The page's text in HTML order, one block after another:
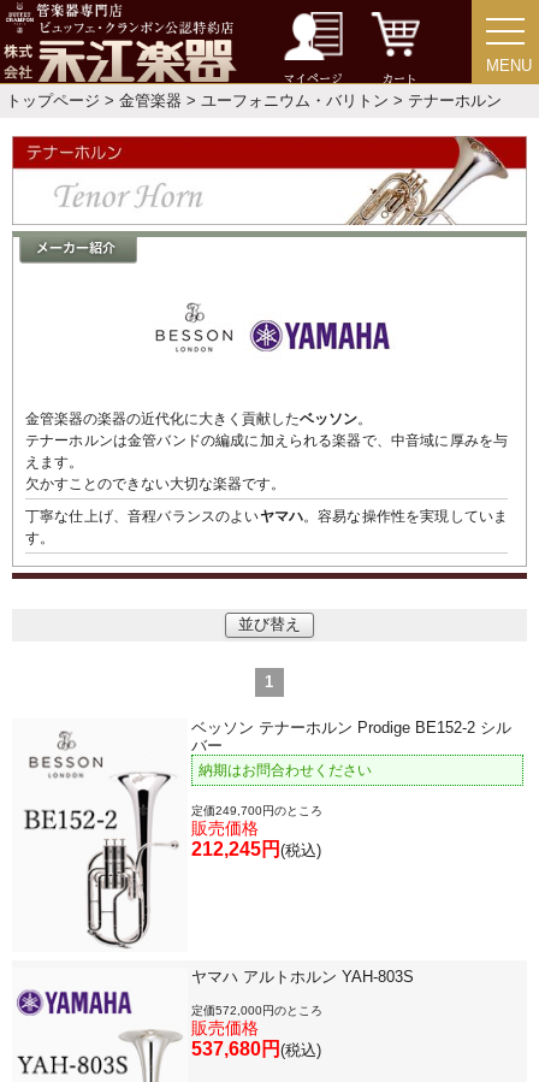
マイページ カート
MENU
MENU
トップページ > 金管楽器 > ユーフォニウム・バリトン > テナーホルン
金管楽器の楽器の近代化に大きく貢献したベッソン。
テナーホルンは金管バンドの編成に加えられる楽器で、中音域に厚みを与
えます。
欠かすことのできない大切な楽器です。
丁寧な仕上げ、音程バランスのよいヤマハ。容易な操作性を実現していま
す。
並び替え
1
ベッソン テナーホルン Prodige BE152-2 シル
バー
納期はお問合わせください
定価249,700円のところ
販売価格
212,245円 (税込)
ヤマハ アルトホルン YAH-803S
定価572,000円のところ
販売価格
537,680円 (税込)
音楽教本
ソロ楽譜・曲集
CD
今月のお買い得品
初級・中級・上級で探す
新商品・新規取り扱い商品
セール・イベント情報
人気の永江楽器コラム